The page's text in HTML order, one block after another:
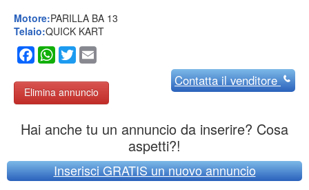
Motore:PARILLA BA 13
Telaio:QUICK KART
Facebook
WhatsApp
Twitter
Elimina annuncio
Contattail venditore
Hai anche tu un annuncio da inserire? Cosa
aspetti?!
Inserisci GRATIS un nuovo annuncio